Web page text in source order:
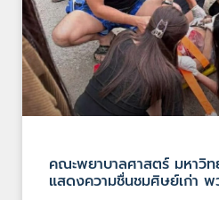
คณะพยาบาลศาสตร์ มหาวิ
แสดงความชื่นชมศิษย์เก่า พ